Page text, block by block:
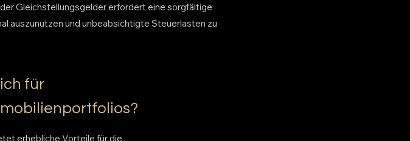
Gleichstellungsgelder erfordert eine sorgfältige
auszunutzen und unbeabsichtigte Steuerlasten zu
für
erhebliche Vorteile für die